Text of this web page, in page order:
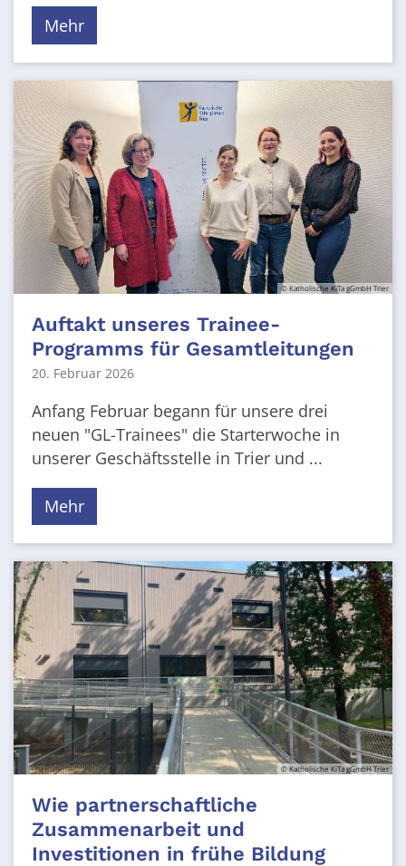
Mehr
© Katholische KiTa gGmbH Trier
Auftakt unseres Trainee-
Programms für Gesamtleitungen
20. Februar 2026
Anfang Februar begann für unsere drei
neuen "GL-Trainees" die Starterwoche in
unserer Geschäftsstelle in Trier und ...
Mehr
© Katholische KiTa gGmbH Trier
Wie partnerschaftliche
Zusammenarbeit und
Investitionen in frühe Bildung